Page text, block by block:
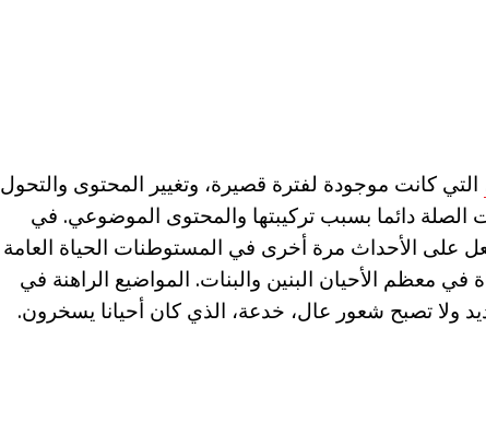
التي كانت موجودة لفترة قصيرة، وتغيير المحتوى والتحول
الصلة دائما بسبب تركيبتها والمحتوى الموضوعي. في
على الأحداث مرة أخرى في المستوطنات الحياة العامة
في معظم الأحيان البنين والبنات. المواضيع الراهنة في